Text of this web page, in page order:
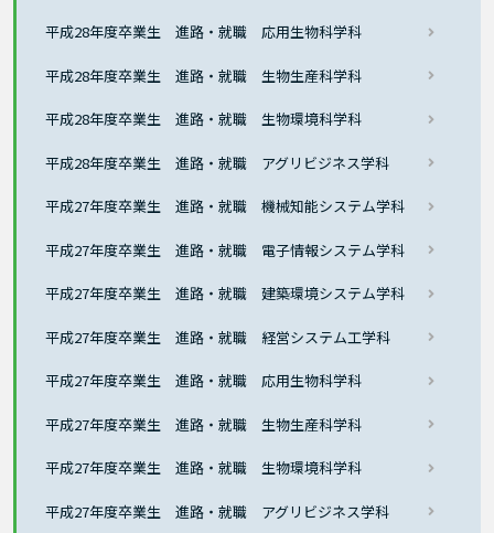
平成28年度卒業生 進路・就職 応用生物科学科
平成28年度卒業生 進路・就職 生物生産科学科
平成28年度卒業生 進路・就職 生物環境科学科
平成28年度卒業生 進路・就職 アグリビジネス学科
平成27年度卒業生 進路・就職 機械知能システム学科
平成27年度卒業生 進路・就職 電子情報システム学科
平成27年度卒業生 進路・就職 建築環境システム学科
平成27年度卒業生 進路・就職 経営システム工学科
平成27年度卒業生 進路・就職 応用生物科学科
平成27年度卒業生 進路・就職 生物生産科学科
平成27年度卒業生 進路・就職 生物環境科学科
平成27年度卒業生 進路・就職 アグリビジネス学科